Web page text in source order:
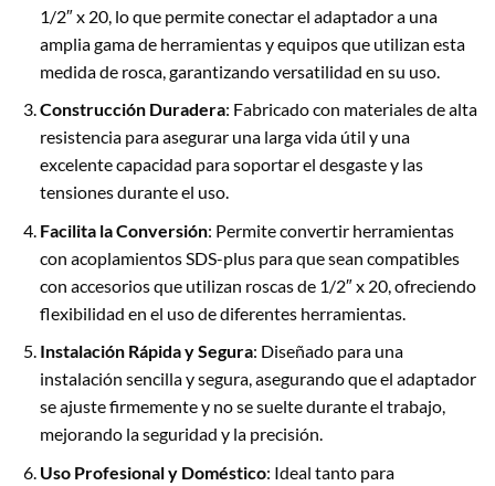
1/2″ x 20, lo que permite conectar el adaptador a una
amplia gama de herramientas y equipos que utilizan esta
medida de rosca, garantizando versatilidad en su uso.
Construcción Duradera: Fabricado con materiales de alta
resistencia para asegurar una larga vida útil y una
excelente capacidad para soportar el desgaste y las
tensiones durante el uso.
Facilita la Conversión: Permite convertir herramientas
con acoplamientos SDS-plus para que sean compatibles
con accesorios que utilizan roscas de 1/2″ x 20, ofreciendo
flexibilidad en el uso de diferentes herramientas.
Instalación Rápida y Segura: Diseñado para una
instalación sencilla y segura, asegurando que el adaptador
se ajuste firmemente y no se suelte durante el trabajo,
mejorando la seguridad y la precisión.
Uso Profesional y Doméstico: Ideal tanto para